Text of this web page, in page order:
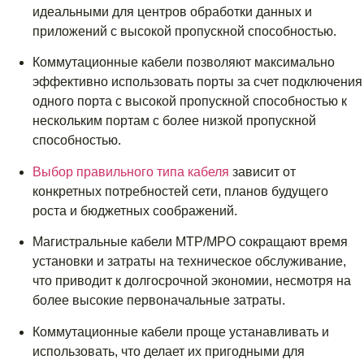
идеальными для центров обработки данных и
приложений с высокой пропускной способностью.
Коммутационные кабели позволяют максимально
эффективно использовать порты за счет подключения
одного порта с высокой пропускной способностью к
нескольким портам с более низкой пропускной
способностью.
Выбор правильного типа кабеля зависит от
конкретных потребностей сети, планов будущего
роста и бюджетных соображений.
Магистральные кабели MTP/MPO сокращают время
установки и затраты на техническое обслуживание,
что приводит к долгосрочной экономии, несмотря на
более высокие первоначальные затраты.
Коммутационные кабели проще устанавливать и
использовать, что делает их пригодными для